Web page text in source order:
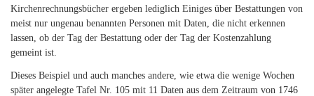
Kirchenrechnungsbücher ergeben lediglich Einiges über Bestattungen von
meist nur ungenau benannten Personen mit Daten, die nicht erkennen
lassen, ob der Tag der Bestattung oder der Tag der Kostenzahlung
gemeint ist.
Dieses Beispiel und auch manches andere, wie etwa die wenige Wochen
später angelegte Tafel Nr. 105 mit 11 Daten aus dem Zeitraum von 1746